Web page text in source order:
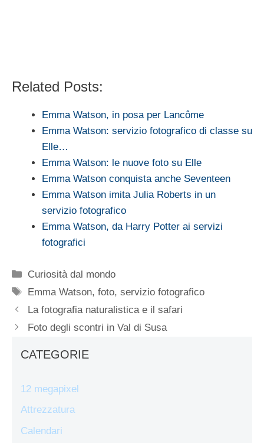
Related Posts:
Emma Watson, in posa per Lancôme
Emma Watson: servizio fotografico di classe su
Elle…
Emma Watson: le nuove foto su Elle
Emma Watson conquista anche Seventeen
Emma Watson imita Julia Roberts in un
servizio fotografico
Emma Watson, da Harry Potter ai servizi
fotografici
Categorie
Curiosità dal mondo
Tag
Emma Watson,foto,servizio fotografico
La fotografia naturalistica e il safari
Foto degli scontri in Val di Susa
CATEGORIE
12 megapixel
Attrezzatura
Calendari